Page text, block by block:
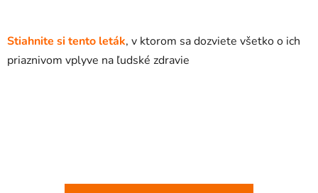
Stiahnite si tento leták, v ktorom sa dozviete všetko o ich
priaznivom vplyve na ľudské zdravie